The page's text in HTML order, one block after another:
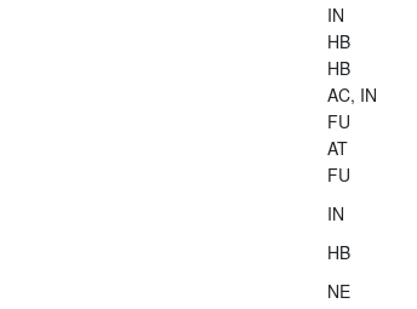
IN
HB
HB
AC, IN
FU
AT
FU
IN
HB
NE